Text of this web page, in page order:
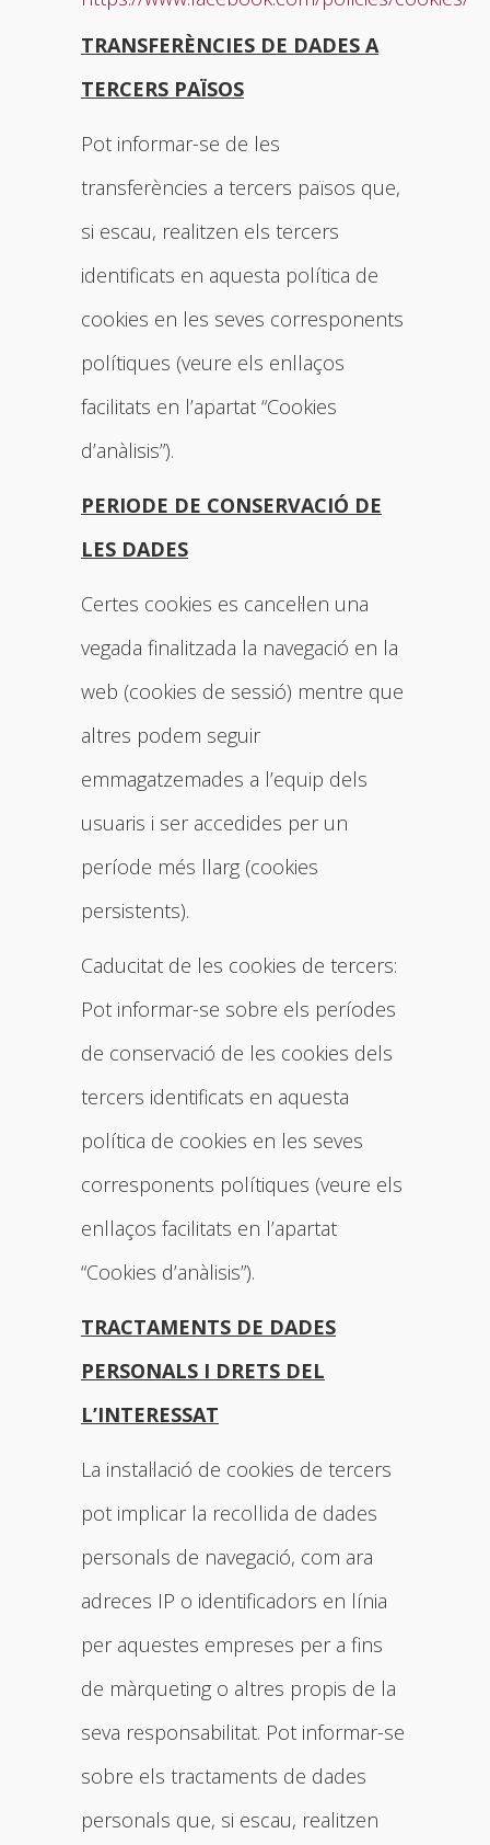
TRANSFERÈNCIES DE DADES A
TERCERS PAÏSOS
Pot informar-se de les
transferències a tercers països que,
si escau, realitzen els tercers
identificats en aquesta política de
cookies en les seves corresponents
polítiques (veure els enllaços
facilitats en l’apartat “Cookies
d’anàlisis”).
PERIODE DE CONSERVACIÓ DE
LES DADES
Certes cookies es cancel·len una
vegada finalitzada la navegació en la
web (cookies de sessió) mentre que
altres podem seguir
emmagatzemades a l’equip dels
usuaris i ser accedides per un
període més llarg (cookies
persistents).
Caducitat de les cookies de tercers:
Pot informar-se sobre els períodes
de conservació de les cookies dels
tercers identificats en aquesta
política de cookies en les seves
corresponents polítiques (veure els
enllaços facilitats en l’apartat
“Cookies d’anàlisis”).
TRACTAMENTS DE DADES
PERSONALS I DRETS DEL
L’INTERESSAT
La instal·lació de cookies de tercers
pot implicar la recollida de dades
personals de navegació, com ara
adreces IP o identificadors en línia
per aquestes empreses per a fins
de màrqueting o altres propis de la
seva responsabilitat. Pot informar-se
sobre els tractaments de dades
personals que, si escau, realitzen